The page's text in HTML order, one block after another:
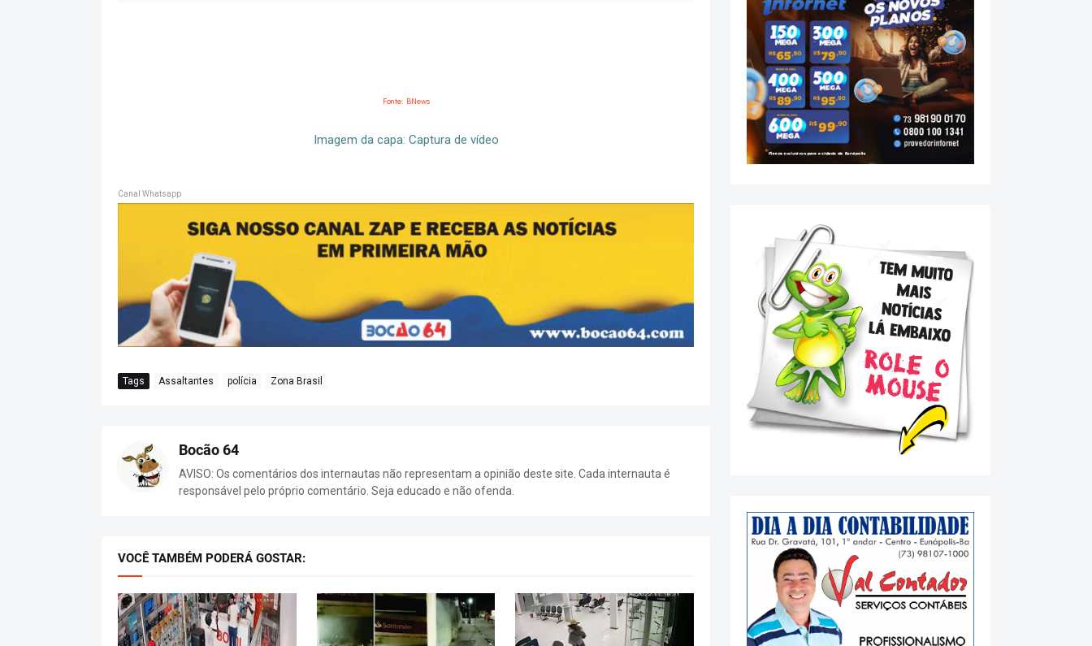
Fonte: BNews
Imagem da capa: Captura de vídeo
Canal Whatsapp
Tags Assaltantes polícia Zona Brasil
Bocão 64
AVISO: Os comentários dos internautas não representam a opinião deste site. Cada internauta é
responsável pelo próprio comentário. Seja educado e não ofenda.
VOCÊ TAMBÉM PODERÁ GOSTAR: